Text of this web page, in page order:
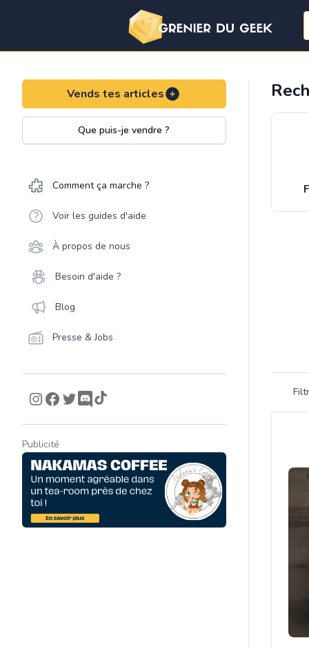
Vends tes articles
Que puis-je vendre ?
Comment ça marche ?
Voir les guides d'aide
À propos de nous
Besoin d'aide ?
Blog
Presse & Jobs
Publicité